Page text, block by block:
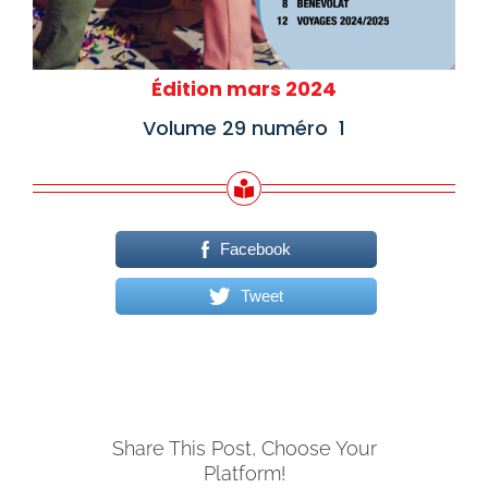
Édition mars 2024
Volume 29 numéro 1
Facebook
Tweet
Share This Post, Choose Your
Platform!